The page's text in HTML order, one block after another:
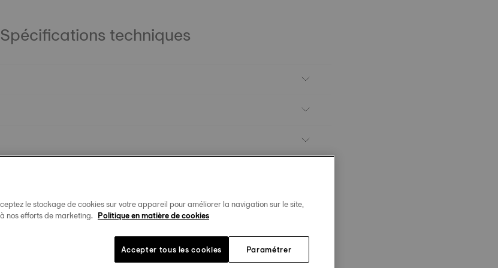
Spécifications techniques
le stockage de cookies sur votre appareil pour améliorer la navigation sur le site,
nos efforts de marketing. Politique en matière de cookies
Paramétrer
Accepter tous les cookies